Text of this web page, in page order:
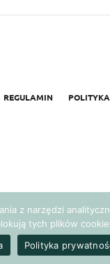
REGULAMIN
Marketingowa
z narzędzi
tych plików
Polityka